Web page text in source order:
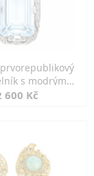
s modrým
600 Kč